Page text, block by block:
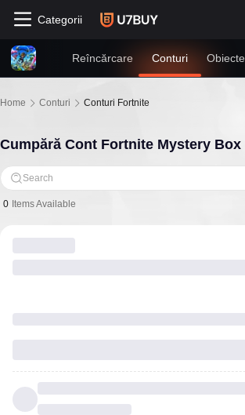
Categorii
Reîncărcare Conturi Obiecte
Home Conturi Conturi Fortnite
Cumpără Cont Fortnite Mystery Box
Search
0 Items Available